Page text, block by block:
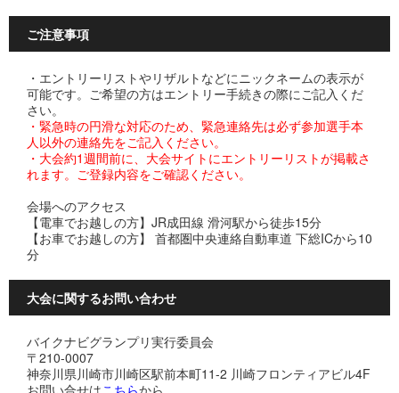
ご注意事項
・エントリーリストやリザルトなどにニックネームの表示が
可能です。ご希望の方はエントリー手続きの際にご記入くだ
さい。
・緊急時の円滑な対応のため、緊急連絡先は必ず参加選手本
人以外の連絡先をご記入ください。
・大会約1週間前に、大会サイトにエントリーリストが掲載さ
れます。ご登録内容をご確認ください。
会場へのアクセス
【電車でお越しの方】JR成田線 滑河駅から徒歩15分
【お車でお越しの方】 首都圏中央連絡自動車道 下総ICから10
分
大会に関するお問い合わせ
バイクナビグランプリ実行委員会
〒210-0007
神奈川県川崎市川崎区駅前本町11-2 川崎フロンティアビル4F
お問い合せはこちらから